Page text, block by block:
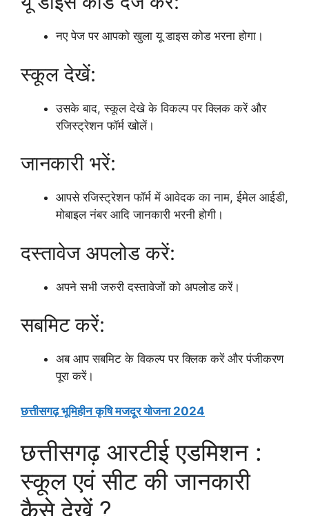
नए पेज पर आपको खुला यू डाइस कोड भरना होगा।
स्कूल देखें:
उसके बाद, स्कूल देखे के विकल्प पर क्लिक करें और
रजिस्ट्रेशन फॉर्म खोलें।
जानकारी भरें:
आपसे रजिस्ट्रेशन फॉर्म में आवेदक का नाम, ईमेल आईडी,
मोबाइल नंबर आदि जानकारी भरनी होगी।
दस्तावेज अपलोड करें:
अपने सभी जरुरी दस्तावेजों को अपलोड करें।
सबमिट करें:
अब आप सबमिट के विकल्प पर क्लिक करें और पंजीकरण
पूरा करें।
छत्तीसगढ़ भूमिहीन कृषि मजदूर योजना 2024
छत्तीसगढ़ आरटीई एडमिशन :
स्कूल एवं सीट की जानकारी
कैसे देखें ?